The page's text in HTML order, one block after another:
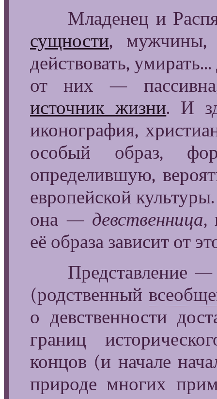
Младенец и
сущности, мужчины,
действовать,
от них —
источник жизни. И
иконография,
особый образ,
определившую,
европейской
она — девственница,
её образа зависит от
Представление —
(родственный
о девственности
границ
концов (и начале
природе многих